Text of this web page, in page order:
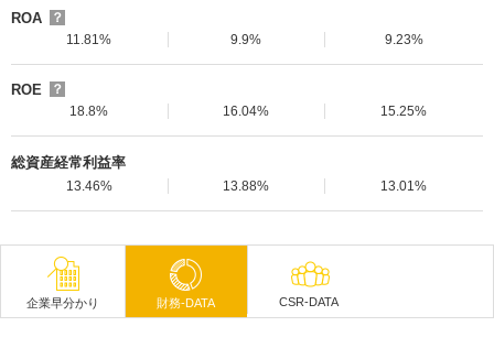
ROA
？
11.81%
9.9% 9.23%
ROE
？
18.8%
16.04% 15.25%
総資産経常利益率
13.46% 13.88% 13.01%
企業早分かり 財務-DATA CSR-DATA